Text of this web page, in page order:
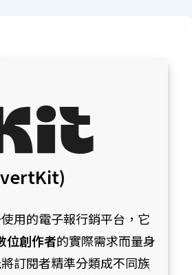
用的電子報行銷平台，它
位創作者的實際需求而量身
訂閱者精準分類成不同族